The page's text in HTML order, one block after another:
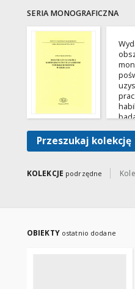
SERIA MONOGRAFICZNA
Przeszukaj kolekcję
KOLEKCJE podrzędne
OBIEKTY ostatnio dodane